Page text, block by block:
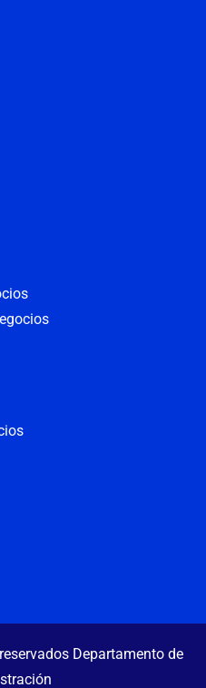
Departamento de